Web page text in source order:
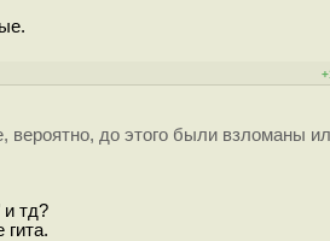
вероятно, до этого были взломаны
тд?